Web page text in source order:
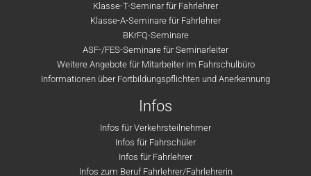
Klasse-T-Seminar für Fahrlehrer
Klasse-A-Seminare für Fahrlehrer
BKrFQ-Seminare
ASF-/FES-Seminare für Seminarleiter
Weitere Angebote für Mitarbeiter im Fahrschulbüro
Informationen über Fortbildungspflichten und Anerkennung
Infos
Infos für Verkehrsteilnehmer
Infos für Fahrschüler
Infos für Fahrlehrer
Infos zum Beruf Fahrlehrer/Fahrlehrerin